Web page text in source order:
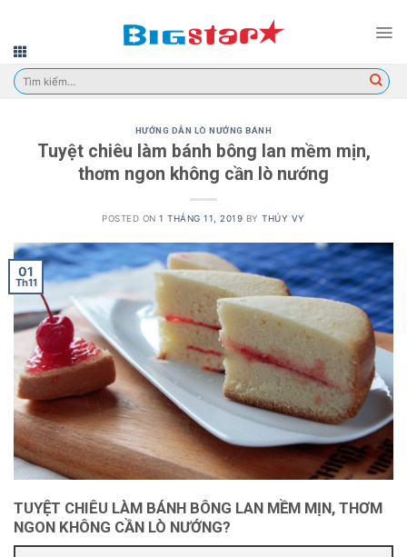
content
Tìm
kiếm:
HƯỚNG DẪN LÒ NƯỚNG BÁNH
Tuyệt chiêu làm bánh bông lan mềm mịn,
thơm ngon không cần lò nướng
POSTED ON1 THÁNG 11, 2019 BYTHÚY VY
01
Th11
TUYỆT CHIÊU LÀM BÁNH BÔNG LAN MỀM MỊN, THƠM
NGON KHÔNG CẦN LÒ NƯỚNG?